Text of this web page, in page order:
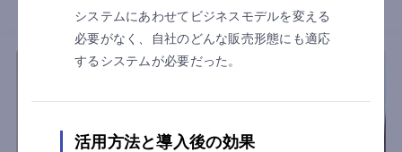
システムにあわせてビジネスモデルを変える
必要がなく、自社のどんな販売形態にも適応
するシステムが必要だった。
活用方法と導入後の効果